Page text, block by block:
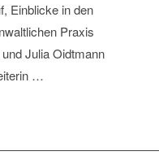
Einblicke in den
Praxis
Julia Oidtmann
…